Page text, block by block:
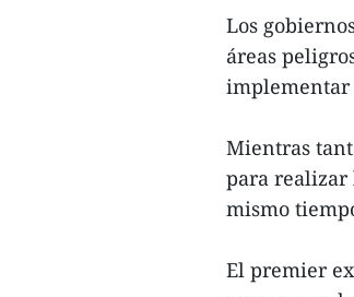
Los
áreas
implementar
Mientras
para realizar
mismo
El premier